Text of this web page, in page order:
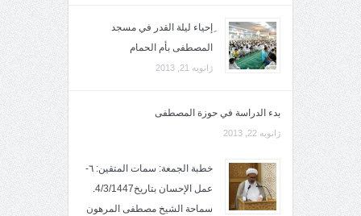
ِإحياء ليلة القدر في مسجد
المصطفى بأم الحمام
ژانویه 21, 2013
بدء الدراسة في حوزة المصطفى
ژانویه 22, 2013
خطبة الجمعة: سمات المتقين: ٦-
عمل الإحسان بتاريخ4/3/1447.
سماحة الشيخ مصطفى المرهون